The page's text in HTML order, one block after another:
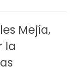
Mejía,
la